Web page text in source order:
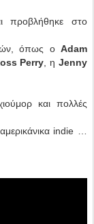
προβλήθηκε στο
όπως ο Adam
Perry , ηJenny
και πολλές
indie …